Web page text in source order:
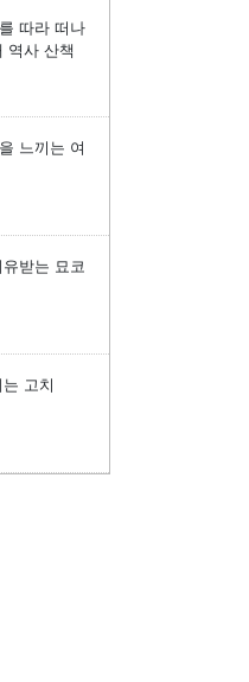
따라 떠나
역사 산책
느끼는 여
받는 묘코
고치